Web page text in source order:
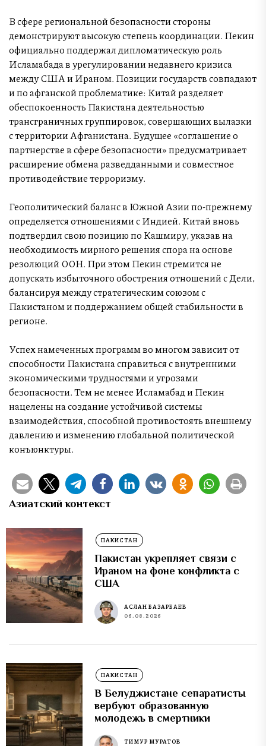
В сфере региональной безопасности стороны
демонстрируют высокую степень координации. Пекин
официально поддержал дипломатическую роль
Исламабада в урегулировании недавнего кризиса
между США и Ираном. Позиции государств совпадают
и по афганской проблематике: Китай разделяет
обеспокоенность Пакистана деятельностью
трансграничных группировок, совершающих вылазки
с территории Афганистана. Будущее «соглашение о
партнерстве в сфере безопасности» предусматривает
расширение обмена разведданными и совместное
противодействие терроризму.
Геополитический баланс в Южной Азии по-прежнему
определяется отношениями с Индией. Китай вновь
подтвердил свою позицию по Кашмиру, указав на
необходимость мирного решения спора на основе
резолюций ООН. При этом Пекин стремится не
допускать избыточного обострения отношений с Дели,
балансируя между стратегическим союзом с
Пакистаном и поддержанием общей стабильности в
регионе.
Успех намеченных программ во многом зависит от
способности Пакистана справиться с внутренними
экономическими трудностями и угрозами
безопасности. Тем не менее Исламабад и Пекин
нацелены на создание устойчивой системы
взаимодействия, способной противостоять внешнему
давлению и изменению глобальной политической
конъюнктуры.
Азиатский контекст
ПАКИСТАН
Пакистан укрепляет связи с
Ираном на фоне конфликта с
США
АСЛАН БАЗАРБАЕВ
06.08.2026
ПАКИСТАН
В Белуджистане сепаратисты
вербуют образованную
молодежь в смертники
ТИМУР МУРАТОВ